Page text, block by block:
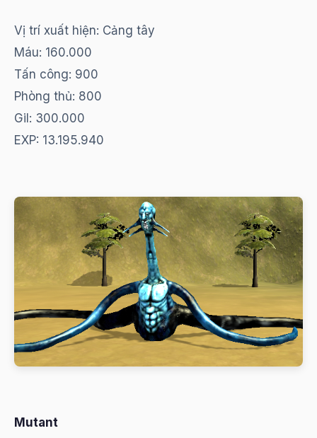
Vị trí xuất hiện: Cảng tây
Máu: 160.000
Tấn công: 900
Phòng thủ: 800
Gil: 300.000
EXP: 13.195.940
Mutant